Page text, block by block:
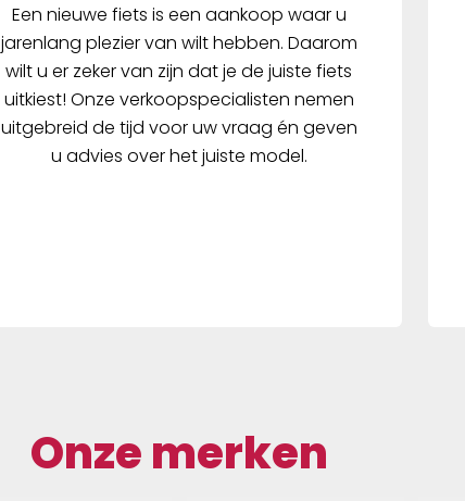
Een nieuwe fiets is een aankoop waar u
jarenlang plezier van wilt hebben. Daarom
wilt u er zeker van zijn dat je de juiste fiets
uitkiest! Onze verkoopspecialisten nemen
uitgebreid de tijd voor uw vraag én geven
u advies over het juiste model.
Onze merken